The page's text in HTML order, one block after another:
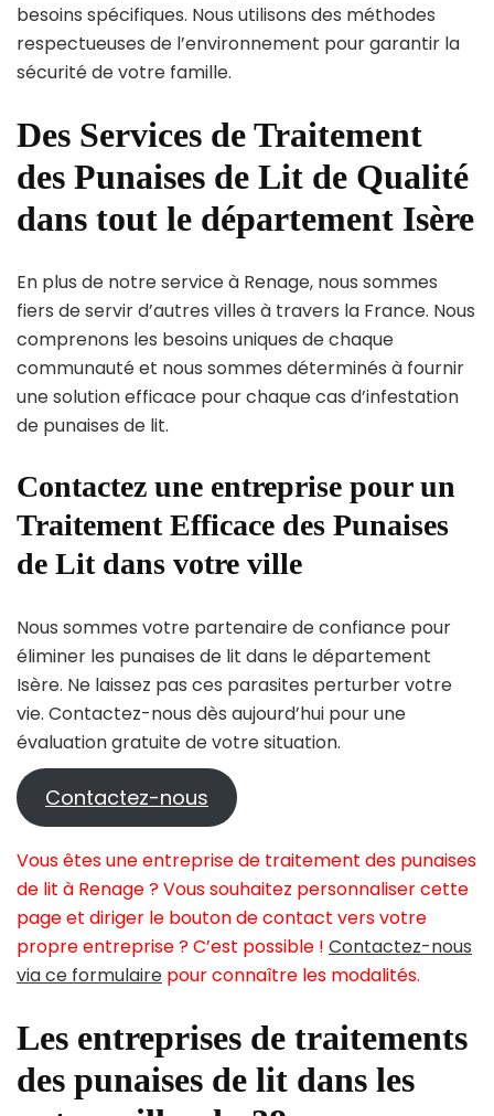
besoins spécifiques. Nous utilisons des méthodes
respectueuses de l’environnement pour garantir la
sécurité de votre famille.
Des Services de Traitement
des Punaises de Lit de Qualité
dans tout le département Isère
En plus de notre service à Renage, nous sommes
fiers de servir d’autres villes à travers la France. Nous
comprenons les besoins uniques de chaque
communauté et nous sommes déterminés à fournir
une solution efficace pour chaque cas d’infestation
de punaises de lit.
Contactez une entreprise pour un
Traitement Efficace des Punaises
de Lit dans votre ville
Nous sommes votre partenaire de confiance pour
éliminer les punaises de lit dans le département
Isère. Ne laissez pas ces parasites perturber votre
vie. Contactez-nous dès aujourd’hui pour une
évaluation gratuite de votre situation.
Contactez-nous
Vous êtes une entreprise de traitement des punaises
de lit à Renage ? Vous souhaitez personnaliser cette
page et diriger le bouton de contact vers votre
propre entreprise ? C’est possible ! Contactez-nous
via ce formulaire pour connaître les modalités.
Les entreprises de traitements
des punaises de lit dans les